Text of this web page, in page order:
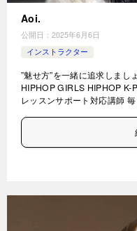
Aoi.
公開日： 2025年6月6日
インストラクター
”魅せ方”を一緒に追求しま
HIPHOP GIRLS HIPHOP K-
レッスンサポート対応講師